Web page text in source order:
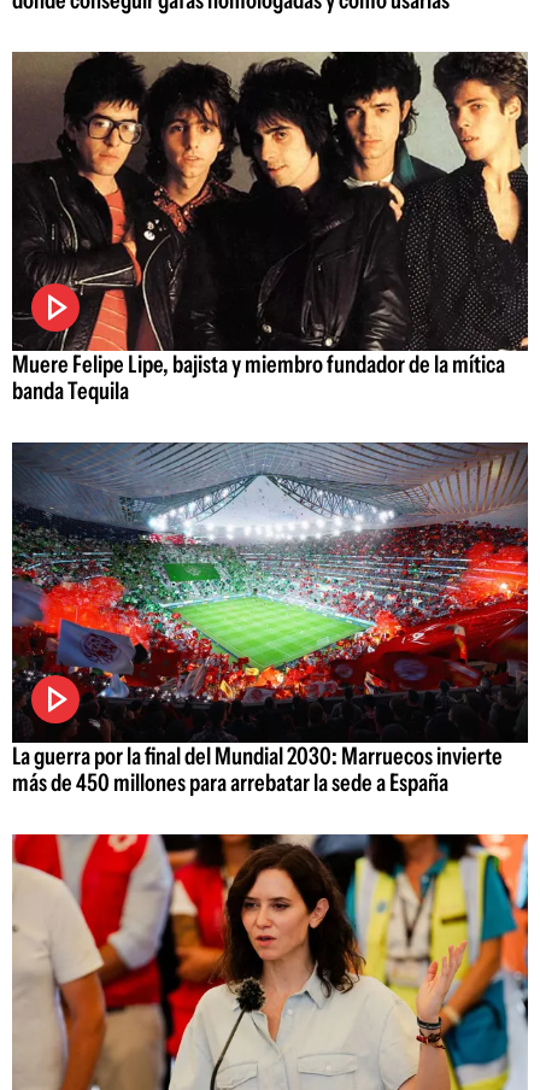
Muere Felipe Lipe, bajista y miembro fundador de la mítica
banda Tequila
La guerra por la final del Mundial 2030: Marruecos invierte
más de 450 millones para arrebatar la sede a España